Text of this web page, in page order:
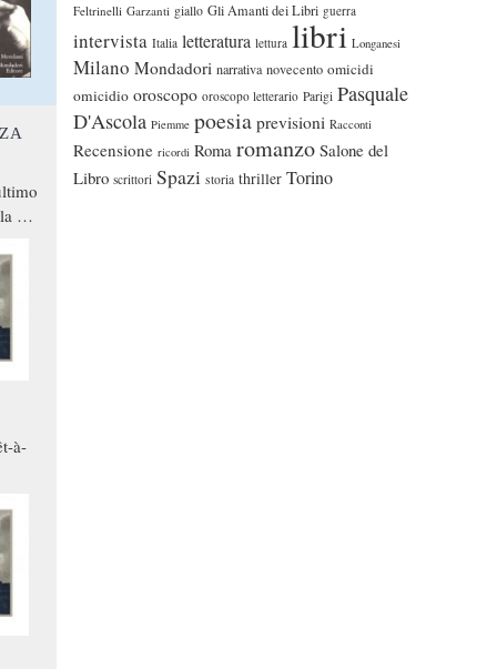
Feltrinelli Garzanti giallo Gli Amanti dei Libri guerra
intervista Italia letteratura lettura libri Longanesi
Milano Mondadori narrativa novecento omicidi
omicidio oroscopo oroscopo letterario Parigi Pasquale
D'Ascola Piemme poesia previsioni Racconti
Recensione ricordi Roma romanzo Salone del
Libro scrittori Spazi storia thriller Torino
a
à-